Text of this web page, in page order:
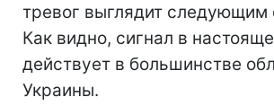
тревог выглядит следующим
Как видно, сигнал в
действует в большинстве
Украины.